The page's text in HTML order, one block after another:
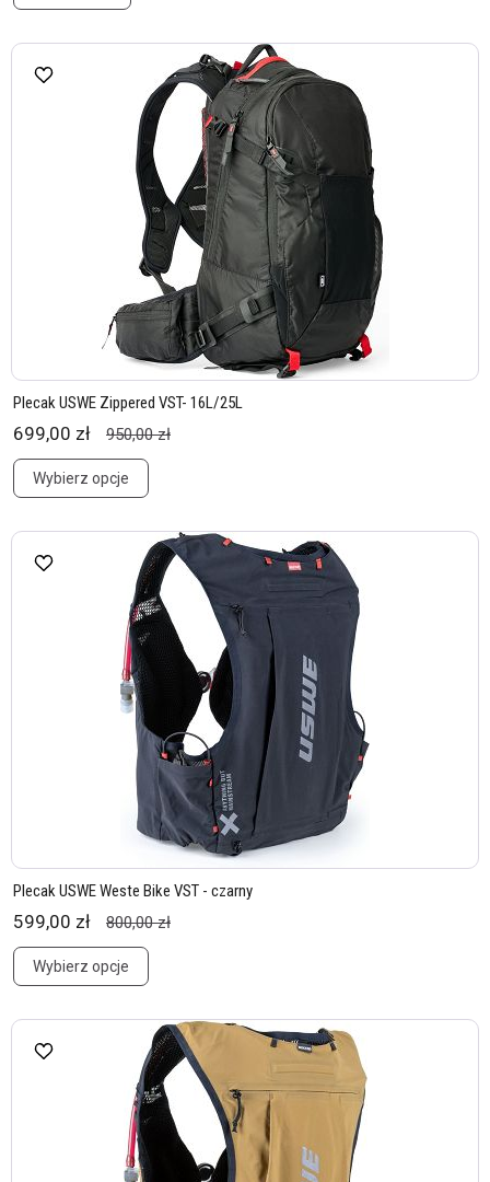
Plecak USWE Zippered VST- 16L/25L
699,00 zł 950,00 zł
Wybierz opcje
Plecak USWE Weste Bike VST - czarny
599,00 zł 800,00 zł
Wybierz opcje